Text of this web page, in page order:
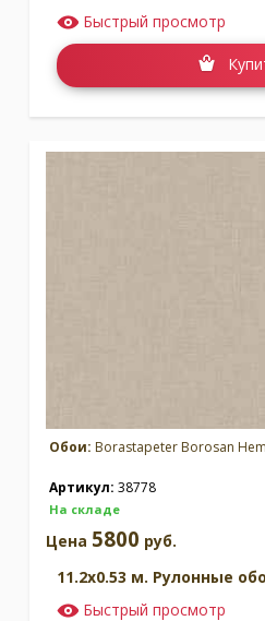
Быстрый просмотр
Обои: Borastapeter Borosan Hem
Артикул: 38778
На складе
Цена 5800 руб.
11.2x0.53 м. Рулонные
Быстрый просмотр